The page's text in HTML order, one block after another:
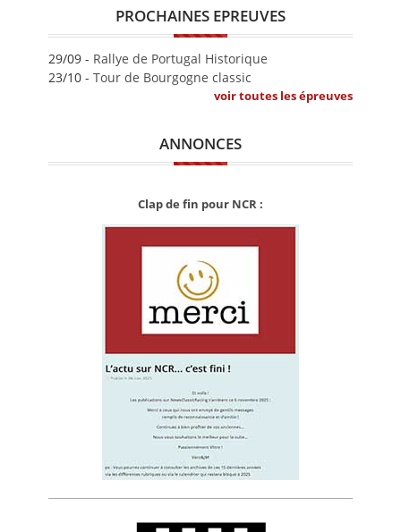
PROCHAINES EPREUVES
29/09 - Rallye de Portugal Historique
23/10 - Tour de Bourgogne classic
voir toutes les épreuves
ANNONCES
Clap de fin pour NCR :